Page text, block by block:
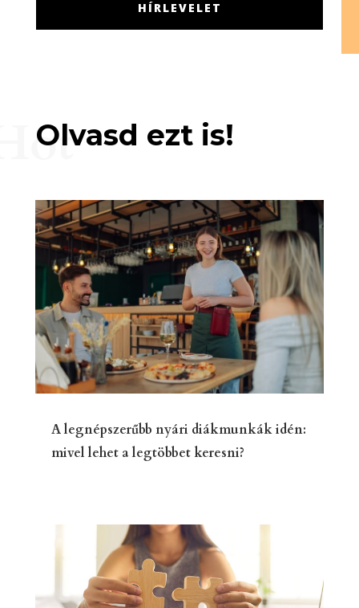
HÍRLEVELET
Olvasd ezt is!
A legnépszerűbb nyári diákmunkák idén:
mivel lehet a legtöbbet keresni?